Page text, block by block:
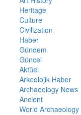
Heritage
Culture
Civilization
Haber
Gündem
Güncel
Aktüel
Arkeolojik Haber
Archaeology News
Ancient
World Archaeology